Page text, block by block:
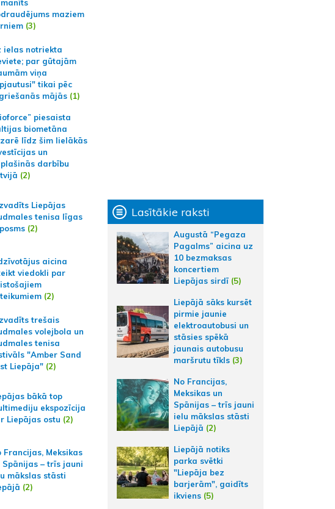
maziem
(3)
ielas notriekta
par gūtajām
viņa
tikai pēc
mājās(1)
piesaista
biometāna
līdz šim lielākās
un
darbību
(2)
Liepājas
tenisa līgas
(2)
aicina
viedokli par
(2)
trešais
volejbola un
tenisa
"Amber Sand
Liepāja"(2)
bākā top
ekspozīcija
Liepājas ostu (2)
Francijas, Meksikas
Spānijas – trīs jauni
mākslas stāsti
(2)
Lasītākie raksti
Augustā “Pegaza
Pagalms” aicina uz
10 bezmaksas
koncertiem
Liepājas sirdī (5)
Liepājā sāks kursēt
pirmie jaunie
elektroautobusi un
stāsies spēkā
jaunais autobusu
maršrutu tīkls (3)
No Francijas,
Meksikas un
Spānijas – trīs jauni
ielu mākslas stāsti
Liepājā (2)
Liepājā notiks
parka svētki
"Liepāja bez
barjerām", gaidīts
ikviens (5)